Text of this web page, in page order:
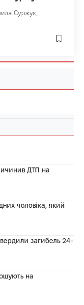
Суржук,
ДТП на
чоловіка, який
загибель 24-
на